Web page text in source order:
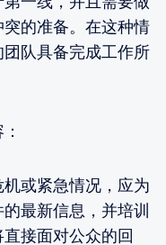
的准备。在这种情
队具备完成工作所
或紧急情况，应为
最新信息，并培训
接面对公众的回